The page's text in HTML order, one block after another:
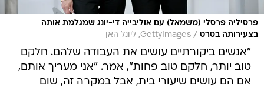
פרסיליה פרסלי (משמאל) עם אוליבייה די-יונג שמגלמת אותה
בצעירותה בסרט / GettyImages, ליונל האן
"אנשים ביקורתיים עושים את העבודה שלהם. חלקם
טוב יותר, חלקם טוב פחות", אמר. "אני מעריך אותם,
אם הם עושים שיעורי בית, אבל במקרה זה, שום